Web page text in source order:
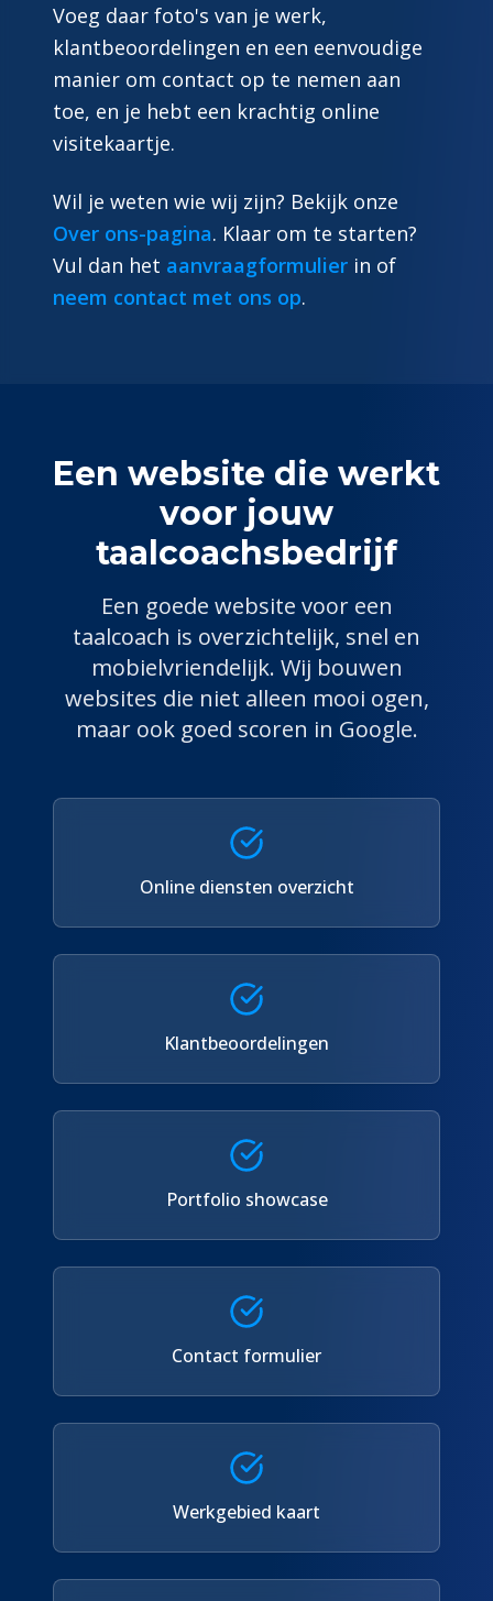
Voeg daar foto's van je werk,
klantbeoordelingen en een eenvoudige
manier om contact op te nemen aan
toe, en je hebt een krachtig online
visitekaartje.
Wil je weten wie wij zijn? Bekijk onze
Over ons-pagina. Klaar om te starten?
Vul dan het aanvraagformulier in of
neem contact met ons op.
Een website die werkt
voor jouw
taalcoachsbedrijf
Een goede website voor een
taalcoach is overzichtelijk, snel en
mobielvriendelijk. Wij bouwen
websites die niet alleen mooi ogen,
maar ook goed scoren in Google.
Online diensten overzicht
Klantbeoordelingen
Portfolio showcase
Contact formulier
Werkgebied kaart